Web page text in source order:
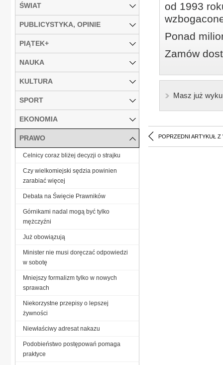
od 1993
Ponad
Zamów
Masz już
POPRZEDNI ARTYKUŁ Z
ŚWIAT
PUBLICYSTYKA, OPINIE
PIĄTEK+
NAUKA
KULTURA
SPORT
EKONOMIA
PRAWO
Celnicy coraz bliżej decyzji o strajku
Czy wielkomiejski sędzia powinien
zarabiać więcej
Debata na Święcie Prawników
Górnikami nadal mogą być tylko
mężczyźni
Już obowiązują
Minister nie musi doręczać odpowiedzi
w sobotę
Mniejszy formalizm tylko w nowych
sprawach
Niekorzystne przepisy o lepszej
żywności
Niewłaściwy adresat nakazu
Podobieństwo postępowań pomaga
praktyce